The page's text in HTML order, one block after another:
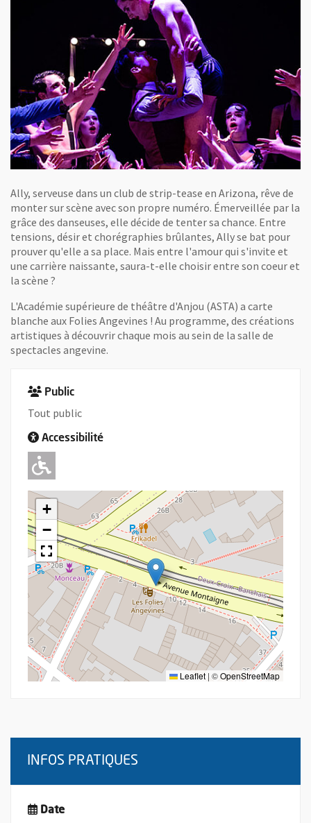
Ally, serveuse dans un club de strip-tease en Arizona, rêve de
monter sur scène avec son propre numéro. Émerveillée par la
grâce des danseuses, elle décide de tenter sa chance. Entre
tensions, désir et chorégraphies brûlantes, Ally se bat pour
prouver qu'elle a sa place. Mais entre l'amour qui s'invite et
une carrière naissante, saura-t-elle choisir entre son coeur et
la scène ?
L'Académie supérieure de théâtre d'Anjou (ASTA) a carte
blanche aux Folies Angevines ! Au programme, des créations
artistiques à découvrir chaque mois au sein de la salle de
spectacles angevine.
Public
Tout public
Accessibilité
Adapté pour l'handicap Moteur
+
−
Leaflet | ©OpenStreetMap
INFOS PRATIQUES
Date